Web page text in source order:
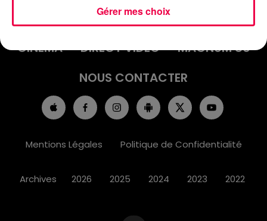
JEUX
PODCASTS
CINÉMA
DIRECT VIDÉO
MAGNUM 80
NOUS CONTACTER
Mentions Légales Politique de Confidentialité
Archives 2026 2025 2024 2023 2022
Gérer mes choix